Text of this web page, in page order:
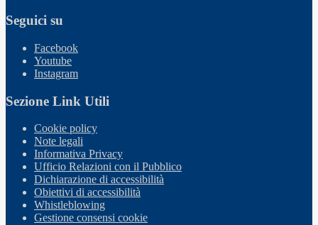
Seguici su
Facebook
Youtube
Instagram
Sezione Link Utili
Cookie policy
Note legali
Informativa Privacy
Ufficio Relazioni con il Pubblico
Dichiarazione di accessibilità
Obiettivi di accessibilità
Whistleblowing
Gestione consensi cookie